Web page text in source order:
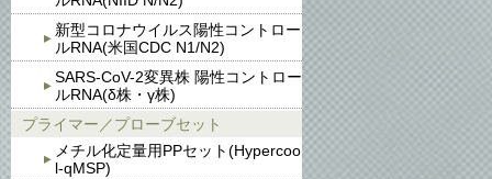
新型コロナウイルス陽性コントロー
ルRNA(米国CDC N1/N2)
SARS-CoV-2変異株 陽性コントロー
ルRNA(δ株・γ株)
プライマー／プローブセット
メチル化定量用PPセット(Hypercoo
l-qMSP)